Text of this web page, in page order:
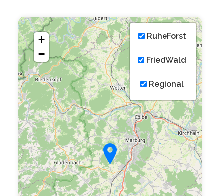
+
−
RuheForst
FriedWald
Regional